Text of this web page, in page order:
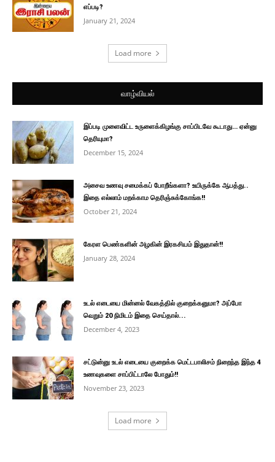
எப்படி?
January 21, 2024
Load more
வாழ்வியல்
இப்படி முளைவிட்ட உருளைக்கிழங்கு சாப்பிடவே கூடாது… ஏன்னு
தெரியுமா?
December 15, 2024
அசைவ உணவு சமைக்கப் போறீங்களா? உயிருக்கே ஆபத்து..
இதை எல்லாம் மறக்காம தெரிஞ்சுக்கோங்க!!
October 21, 2024
கேரள பெண்களின் அழகின் இரகசியம் இதுதான்!!
January 28, 2024
உடல் எடையை மின்னல் வேகத்தில் குறைக்கனுமா? அப்போ
வெறும் 20 நிமிடம் இதை செய்தால்...
December 4, 2023
சட்டுன்னு உடல் எடையை குறைக்க மெட்டபாலிசம் நிறைந்த இந்த 4
உணவுகளை சாப்பிட்டாலே போதும்!!
November 23, 2023
Load more